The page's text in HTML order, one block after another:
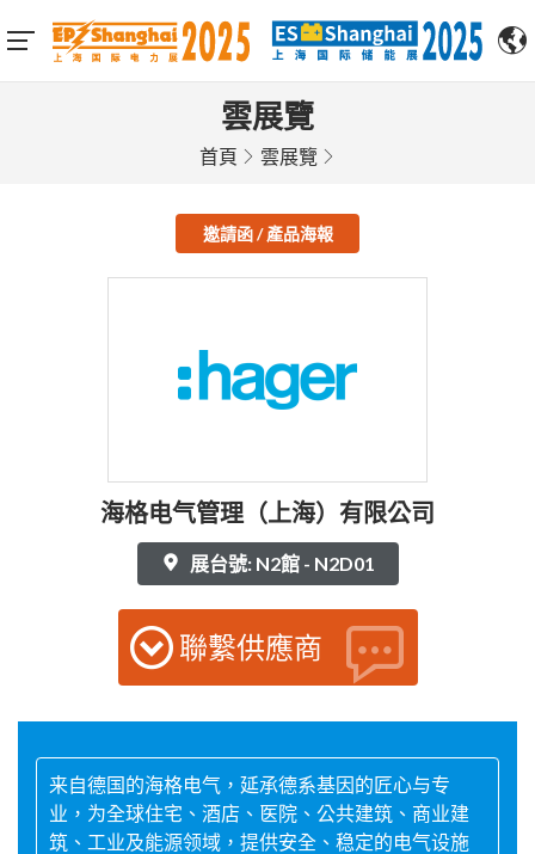
雲展覽
首頁 雲展覽
邀請函 / 產品海報
海格电气管理（上海）有限公司
展台號: N2館 - N2D01
聯繫供應商
来自德国的海格电气，延承德系基因的匠心与专
业，为全球住宅、酒店、医院、公共建筑、商业建
筑、工业及能源领域，提供安全、稳定的电气设施